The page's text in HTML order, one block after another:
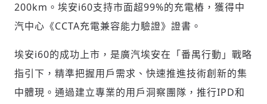
登入或註冊
輸入 Email 驗證碼
請輸入發送到的驗證碼
200km。埃安i60支持市面超99%的充電樁，獲得中
汽中心《CCTA充電兼容能力驗證》證書。
埃安i60的成功上市，是廣汽埃安在「番禺行動」戰略
指引下，精準把握用戶需求、快速推進技術創新的集
中體現。通過建立專業的用戶洞察團隊，推行IPD和